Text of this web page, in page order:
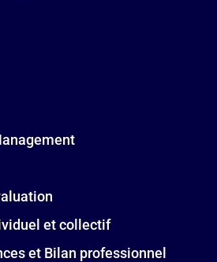
et collectif
et Bilan professionnel